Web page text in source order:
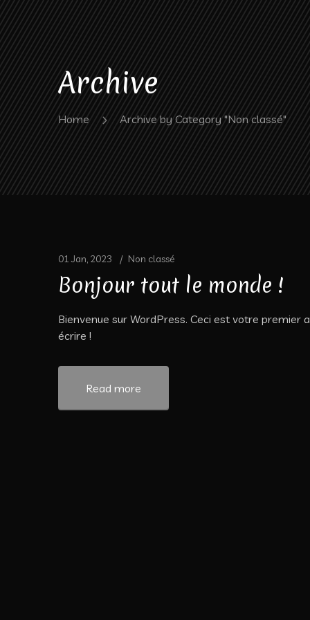
Archive
Home Archive by Category "Non classé"
01 Jan, 2023 Non classé
Bonjour tout le monde !
Bienvenue sur WordPress. Ceci est votre
écrire !
Read more